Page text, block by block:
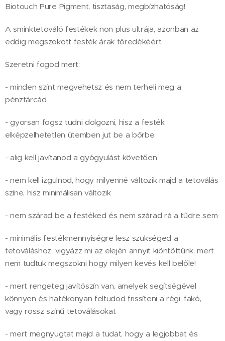
Biotouch Pure Pigment, tisztaság, megbízhatóság!
A sminktetováló festékek non plus ultrája, azonban az
eddig megszokott festék árak töredékéért.
Szeretni fogod mert:
- minden színt megvehetsz és nem terheli meg a
pénztárcád
- gyorsan fogsz tudni dolgozni, hisz a festék
elképzelhetetlen ütemben jut be a bőrbe
- alig kell javítanod a gyógyulást követően
- nem kell izgulnod, hogy milyenné változik majd a tetoválás
színe, hisz minimálisan változik
- nem szárad be a festéked és nem szárad rá a tűdre sem
- minimális festékmennyiségre lesz szükséged a
tetováláshoz, vigyázz mi az elején annyit kiöntöttünk, mert
nem tudtuk megszokni hogy milyen kevés kell belőle!
- mert rengeteg javítószín van, amelyek segítségével
könnyen és hatékonyan feltudod frissíteni a régi, fakó,
vagy rossz színű tetoválásokat
- mert megnyugtat majd a tudat, hogy a legjobbat és